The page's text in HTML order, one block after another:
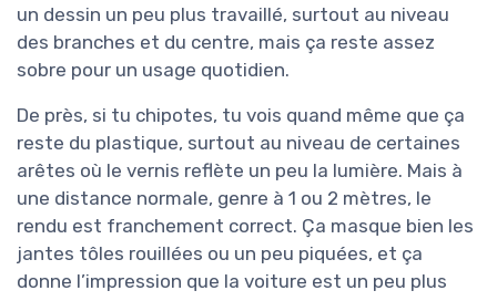
un dessin un peu plus travaillé, surtout au niveau
des branches et du centre, mais ça reste assez
sobre pour un usage quotidien.
De près, si tu chipotes, tu vois quand même que ça
reste du plastique, surtout au niveau de certaines
arêtes où le vernis reflète un peu la lumière. Mais à
une distance normale, genre à 1 ou 2 mètres, le
rendu est franchement correct. Ça masque bien les
jantes tôles rouillées ou un peu piquées, et ça
donne l’impression que la voiture est un peu plus